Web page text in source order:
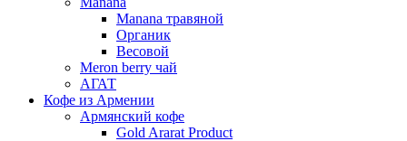
Manana травяной
Органик
Весовой
Meron berry чай
АГАТ
Кофе из Армении
Армянский кофе
Gold Ararat Product